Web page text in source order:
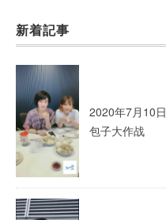
新着記事
2020年7月10
包子大作战